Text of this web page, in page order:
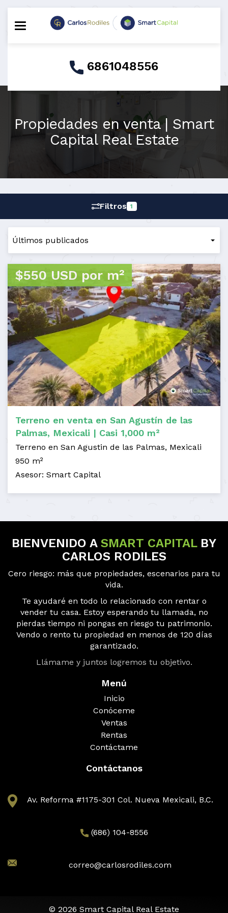
Toggle navigation
6861048556
Propiedades en venta | Smart
Capital Real Estate
Filtros 1
$550 USD por m²
Terreno en venta en San Agustín de las
Palmas, Mexicali | Casi 1,000 m²
Terreno en San Agustin de las Palmas, Mexicali
950 m²
Asesor: Smart Capital
BIENVENIDO A SMART CAPITALBY
CARLOS RODILES
Cero riesgo: más que propiedades, escenarios para tu
vida.
Te ayudaré en todo lo relacionado con rentar o
vender tu casa. Estoy esperando tu llamada, no
pierdas tiempo ni pongas en riesgo tu patrimonio.
Vendo o rento tu propiedad en menos de 120 días
garantizado.
Llámame y juntos logremos tu objetivo.
Menú
Inicio
Conóceme
Ventas
Rentas
Contáctame
Contáctanos
Av. Reforma #1175-301 Col. Nueva Mexicali, B.C.
(686) 104-8556
correo@carlosrodiles.com
© 2026 Smart Capital Real Estate